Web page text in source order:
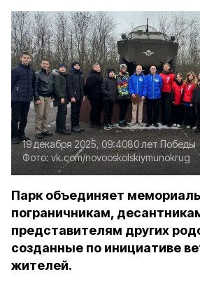
19 декабря 2025, 09:4080 лет Победы
Фото:vk.com/novooskolskiymunokrug
Парк объединяет
пограничникам,
представителям других
созданные по инициативе
жителей.